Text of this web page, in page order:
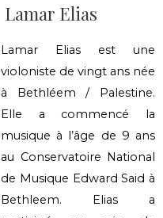
Lamar Elias
Lamar Elias est une
violoniste de vingt ans née
à Bethléem / Palestine.
Elle a commencé la
musique à l’âge de 9 ans
au Conservatoire National
de Musique Edward Said à
Bethleem. Elias a